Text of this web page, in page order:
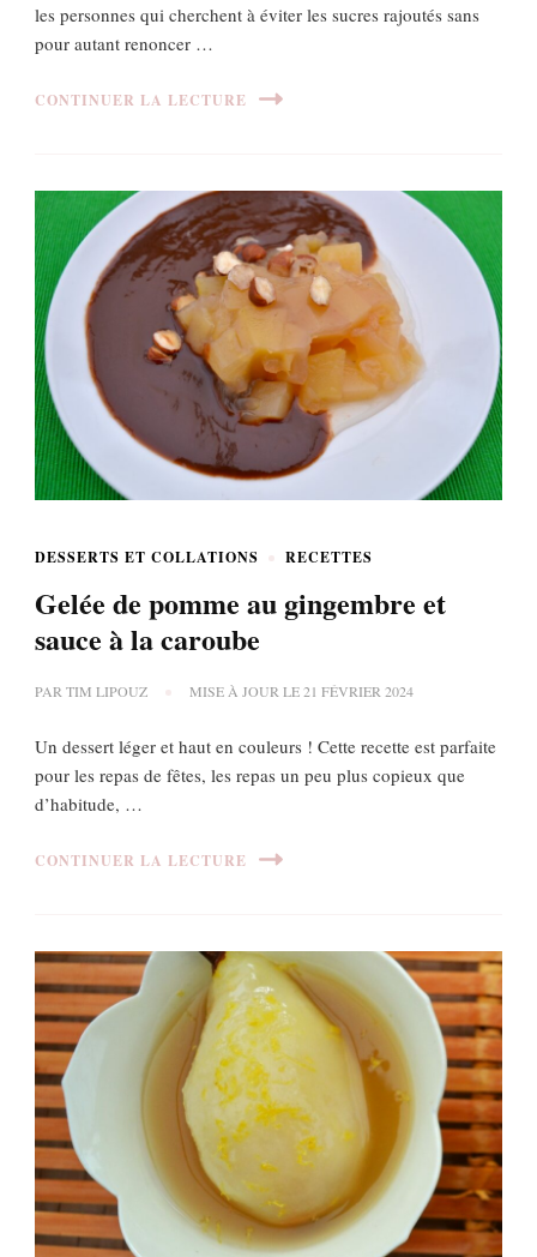
les personnes qui cherchent à éviter les sucres rajoutés sans
pour autant renoncer …
CONTINUER LA LECTURE
DESSERTS ET COLLATIONS RECETTES
Gelée de pomme au gingembre et
sauce à la caroube
PARTIM LIPOUZ MISE À JOUR LE21 FÉVRIER 2024
Un dessert léger et haut en couleurs ! Cette recette est parfaite
pour les repas de fêtes, les repas un peu plus copieux que
d’habitude, …
CONTINUER LA LECTURE